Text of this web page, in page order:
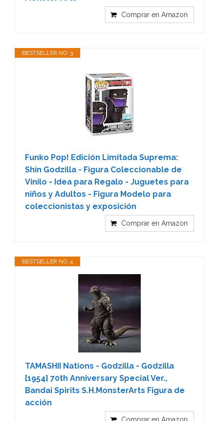
Comprar en Amazon
BESTSELLER NO. 3
Funko Pop! Edición Limitada Suprema:
Shin Godzilla - Figura Coleccionable de
Vinilo - Idea para Regalo - Juguetes para
niños y Adultos - Figura Modelo para
coleccionistas y exposición
Comprar en Amazon
BESTSELLER NO. 4
TAMASHII Nations - Godzilla - Godzilla
[1954] 70th Anniversary Special Ver.,
Bandai Spirits S.H.MonsterArts Figura de
acción
Comprar en Amazon